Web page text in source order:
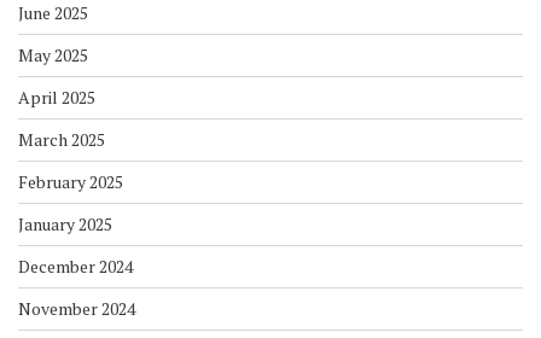
June 2025
May 2025
April 2025
March 2025
February 2025
January 2025
December 2024
November 2024